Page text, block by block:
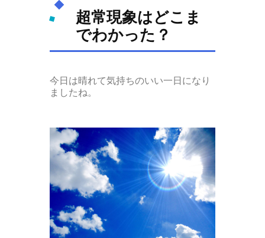
超常現象はどこま
でわかった？
今日は晴れて気持ちのいい一日になり
ましたね。